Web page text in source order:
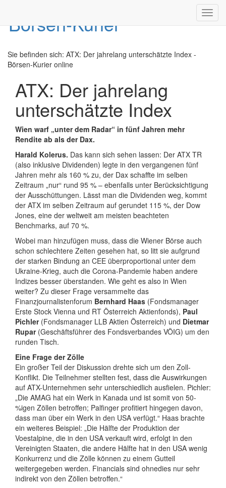
Sie befinden sich: ATX: Der jahrelang unterschätzte Index -
Börsen-Kurier online
ATX: Der jahrelang
unterschätzte Index
Wien warf „unter dem Radar“ in fünf Jahren mehr
Rendite ab als der Dax.
Harald Kolerus. Das kann sich sehen lassen: Der ATX TR
(also inklusive Dividenden) legte in den vergangenen fünf
Jahren mehr als 160 % zu, der Dax schaffte im selben
Zeitraum „nur“ rund 95 % – ebenfalls unter Berücksichtigung
der Ausschüttungen. Lässt man die Dividenden weg, kommt
der ATX im selben Zeitraum auf gerundet 115 %, der Dow
Jones, eine der weltweit am meisten beachteten
Benchmarks, auf 70 %.
Wobei man hinzufügen muss, dass die Wiener Börse auch
schon schlechtere Zeiten gesehen hat, so litt sie aufgrund
der starken Bindung an CEE überproportional unter dem
Ukraine-Krieg, auch die Corona-Pandemie haben andere
Indizes besser überstanden. Wie geht es also in Wien
weiter? Zu dieser Frage versammelte das
Finanzjournalistenforum Bernhard Haas (Fondsmanager
Erste Stock Vienna und RT Österreich Aktienfonds), Paul
Pichler(Fondsmanager LLB Aktien Österreich) und Dietmar
Rupar(Geschäftsführer des Fondsverbandes VÖIG) um den
runden Tisch.
Eine Frage der Zölle
Ein großer Teil der Diskussion drehte sich um den Zoll-
Konflikt. Die Teilnehmer stellten fest, dass die Auswirkungen
auf ATX-Unternehmen sehr unterschiedlich ausfielen. Pichler:
„Die AMAG hat ein Werk in Kanada und ist somit von 50-
%igen Zöllen betroffen; Palfinger profitiert hingegen davon,
dass man über ein Werk in den USA verfügt.“ Haas brachte
ein weiteres Beispiel: „Die Hälfte der Produktion der
Voestalpine, die in den USA verkauft wird, erfolgt in den
Vereinigten Staaten, die andere Hälfte hat in den USA wenig
Konkurrenz und die Zölle können zu einem Gutteil
weitergegeben werden. Financials sind ohnedies nur sehr
indirekt von den Zöllen betroffen.“